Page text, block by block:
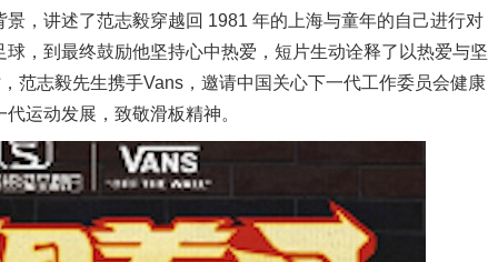
，讲述了范志毅穿越回 1981 年的上海与童年的自己进行对
，到最终鼓励他坚持心中热爱，短片生动诠释了以热爱与坚
范志毅先生携手Vans，邀请中国关心下一代工作委员会健康
运动发展，致敬滑板精神。